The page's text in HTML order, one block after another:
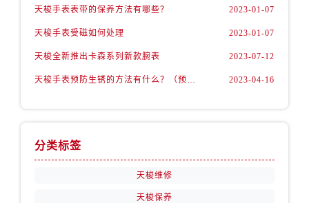
天梭手表表带的保养方法有哪些？ 2023-01-07
天梭手表受磁如何处理 2023-01-07
天梭全新推出卡森系列新款腕表 2023-07-12
2023-04-16
分类标签
天梭维修
天梭保养